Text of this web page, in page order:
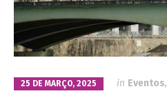
25 DE MARÇO, 2025 in Eventos,